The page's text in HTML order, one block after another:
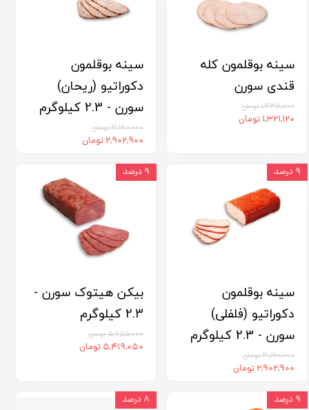
سینه بوقلمون کله
قندی سورن
۱,۴۳۶,۰۰۰ تومان
۱,۳۲۱,۱۲۰ تومان
سینه بوقلمون
دکوراتیو (ریحان)
سورن - 2.3 کیلوگرم
۳,۱۹۰,۰۰۰ تومان
۲,۹۰۲,۹۰۰ تومان
سینه بوقلمون
دکوراتیو (فلفلی)
سورن - 2.3 کیلوگرم
۳,۱۹۰,۰۰۰ تومان
۲,۹۰۲,۹۰۰ تومان
۹ درصد
بیکن هیتوک سورن -
2.3 کیلوگرم
۵,۹۵۵,۰۰۰ تومان
۵,۴۱۹,۰۵۰ تومان
۹ درصد
۹ درصد ۸ درصد